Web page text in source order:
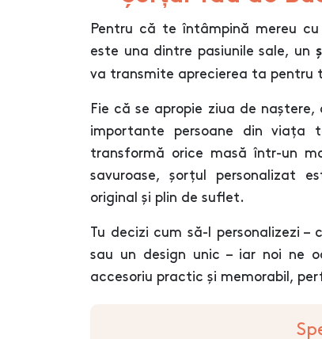
Pentru că te întâmpină mereu
este una dintre pasiunile sale, un
va transmite aprecierea ta pentru
Fie că se apropie ziua de
importante persoane din viața
transformă orice masă într-un
savuroase, șorțul personalizat
original și plin de suflet.
Tu decizi cum să-l personalizezi
sau un design unic – iar noi ne
accesoriu practic și memorabil,